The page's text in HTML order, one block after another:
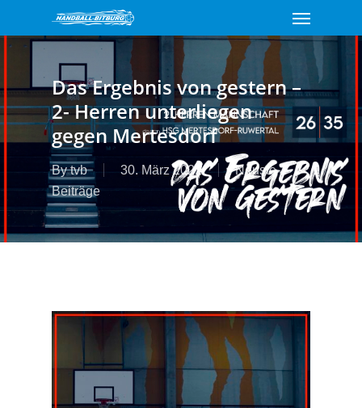
Menu
Das Ergebnis von gestern –
2- Herren unterliegen
gegen Mertesdorf
By tvb 30. März 2022
Neuste
Beiträge